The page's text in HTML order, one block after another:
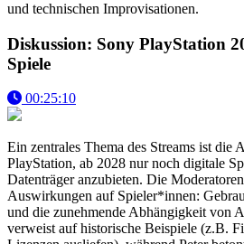
und technischen Improvisationen.
Diskussion: Sony PlayStation
Spiele
00:25:10
Ein zentrales Thema des Streams ist die
PlayStation, ab 2028 nur noch digitale
Datenträger anzubieten. Die
Auswirkungen auf Spieler*innen:
und die zunehmende Abhängigkeit von
verweist auf historische Beispiele (z.B.